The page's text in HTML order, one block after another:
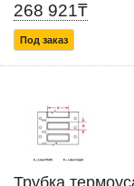
268 921₸
Под заказ